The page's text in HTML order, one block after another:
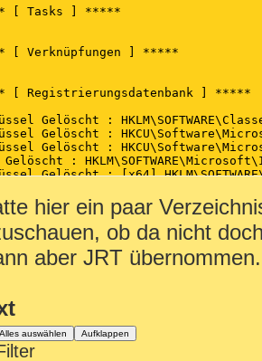
[ Tasks ] *****
[ Verknüpfungen ] *****
[ Registrierungsdatenbank ] *****
Gelöscht :
Gelöscht :
Gelöscht :
Gelöscht :
Gelöscht : [x64]
[ Browser ] *****
Explorer v9.0.8112.16457
Moon v
- Zeile
hier ein paar
ob da nicht
aber JRT übernommen.
Alles auswählen Aufklappen